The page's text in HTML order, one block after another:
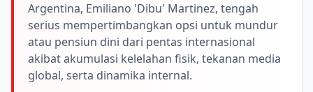
Argentina, Emiliano 'Dibu' Martinez, tengah
serius mempertimbangkan opsi untuk mundur
atau pensiun dini dari pentas internasional
akibat akumulasi kelelahan fisik, tekanan media
global, serta dinamika internal.